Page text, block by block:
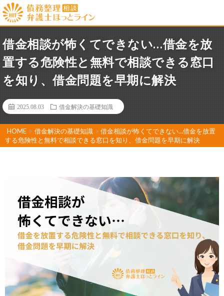
借金相談が怖くてできない…借金を放
置する危険性と無料で相談できる窓口
を知り、借金問題を早期に解決
2025.08.03 借金解決の基礎知識
HOME > 借金解決の基礎知識 > 借金相談が怖くてできない…借金を放置
する危険性と無料で相談できる窓口を知り、借金問題を早期に解決